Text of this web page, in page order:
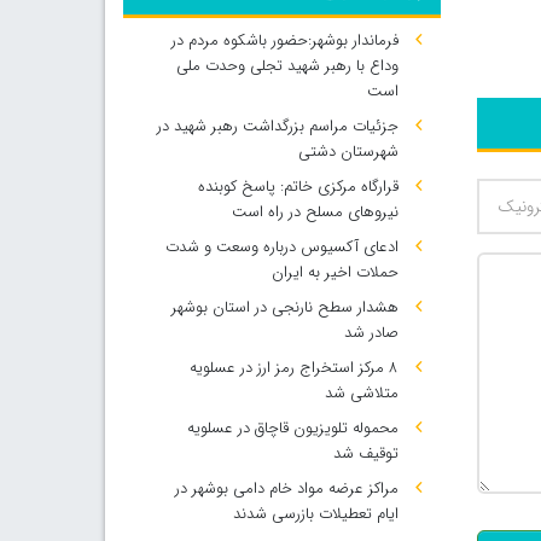
فرماندار بوشهر:حضور باشکوه مردم در
وداع با رهبر شهید تجلی وحدت ملی
است
جزئیات مراسم بزرگداشت رهبر شهید در
شهرستان دشتی
قرارگاه مرکزی خاتم: پاسخ کوبنده
نیروهای مسلح در راه است
ادعای آکسیوس درباره وسعت و شدت
حملات اخیر به ایران
هشدار سطح نارنجی در استان بوشهر
صادر شد
۸ مرکز استخراج رمز ارز در عسلویه
متلاشی شد
محموله تلویزیون قاچاق در عسلویه
توقیف شد
مراکز عرضه مواد خام دامی بوشهر در
ایام تعطیلات بازرسی شدند